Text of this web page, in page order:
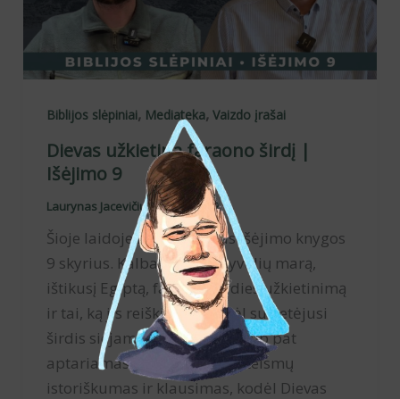
Biblijos slėpiniai, Mediateka, Vaizdo įrašai
Dievas užkietina faraono širdį |
Išėjimo 9
Laurynas Jacevičius/2026-07-02
Šioje laidoje nagrinėjamas Išėjimo knygos
9 skyrius. Kalbama apie gyvulių marą,
ištikusį Egiptą, faraono širdies užkietinimą
ir tai, ką jis reiškia, bei kodėl sukietėjusi
širdis siejama su pragaru. Taip pat
aptariamas Egiptą ištikusių teismų
istoriškumas ir klausimas, kodėl Dievas